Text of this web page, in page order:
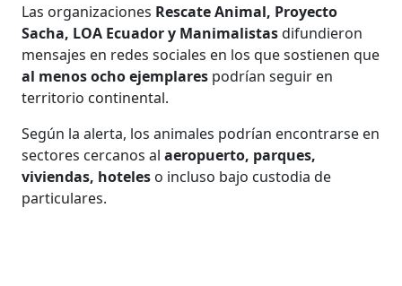
Las organizaciones Rescate Animal, Proyecto
Sacha, LOA Ecuador y Manimalistasdifundieron
mensajes en redes sociales en los que sostienen que
al menos ocho ejemplares podrían seguir en
territorio continental.
Según la alerta, los animales podrían encontrarse en
sectores cercanos alaeropuerto, parques,
viviendas, hoteles o incluso bajo custodia de
particulares.